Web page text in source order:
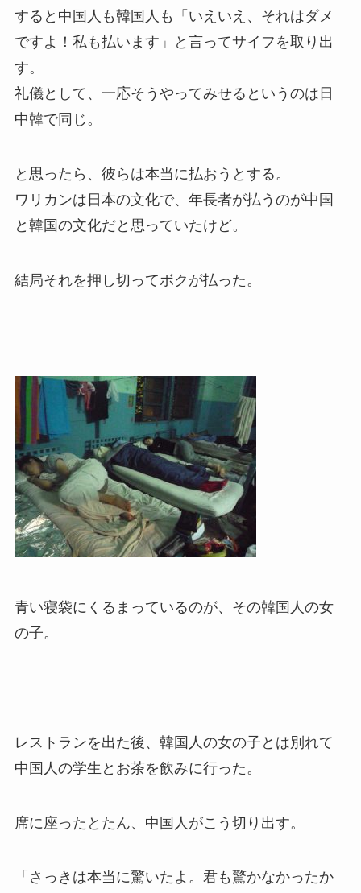
すると中国人も韓国人も「いえいえ、それはダメ
ですよ！私も払います」と言ってサイフを取り出
す。
礼儀として、一応そうやってみせるというのは日
中韓で同じ。
と思ったら、彼らは本当に払おうとする。
ワリカンは日本の文化で、年長者が払うのが中国
と韓国の文化だと思っていたけど。
結局それを押し切ってボクが払った。
青い寝袋にくるまっているのが、その韓国人の女
の子。
レストランを出た後、韓国人の女の子とは別れて
中国人の学生とお茶を飲みに行った。
席に座ったとたん、中国人がこう切り出す。
「さっきは本当に驚いたよ。君も驚かなかったか